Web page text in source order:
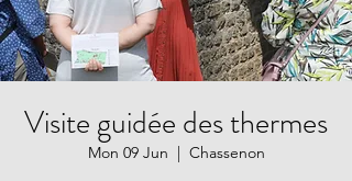
Visite guidée des thermes
Mon 09 Jun
  |
Chassenon